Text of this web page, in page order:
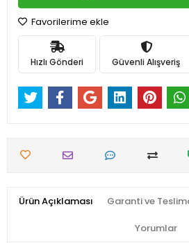
Favorilerime ekle
Hızlı Gönderi Güvenli Alışveriş
Ürün Açıklaması Garanti ve
Yorumlar